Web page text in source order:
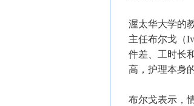
渥太华大学的
主任布尔戈（
件差、工时长
高，护理本身
布尔戈表示，